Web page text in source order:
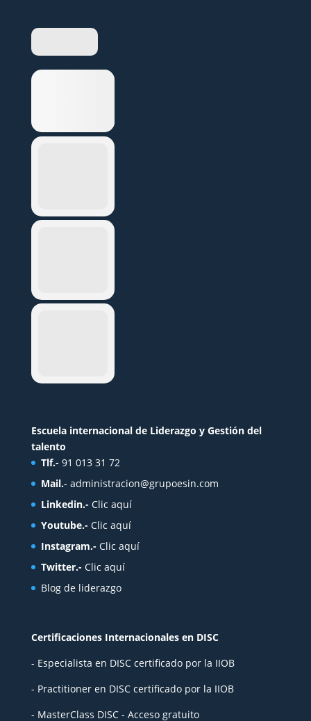
Escuela internacional de Liderazgo y Gestión del
talento
Tlf.- 91 013 31 72
Mail.- administracion@grupoesin.com
Linkedin.- Clic aquí
Youtube.- Clic aquí
Instagram.- Clic aquí
Twitter.- Clic aquí
Blog de liderazgo
Certificaciones Internacionales en DISC
- Especialista en DISC certificado por la IIOB
- Practitioner en DISC certificado por la IIOB
- MasterClass DISC - Acceso gratuito